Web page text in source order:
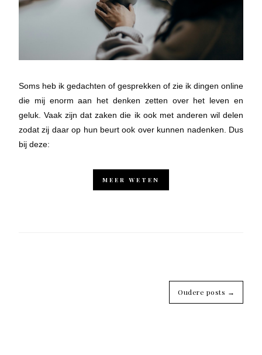
Soms heb ik gedachten of gesprekken of zie ik dingen online
die mij enorm aan het denken zetten over het leven en
geluk. Vaak zijn dat zaken die ik ook met anderen wil delen
zodat zij daar op hun beurt ook over kunnen nadenken. Dus
bij deze:
MEER WETEN
Oudere posts →